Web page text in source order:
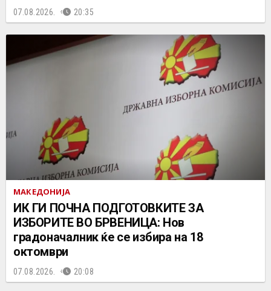
07.08.2026. 20:35
МАКЕДОНИЈА
ИК ГИ ПОЧНА ПОДГОТОВКИТЕ ЗА
ИЗБОРИТЕ ВО БРВЕНИЦА: Нов
градоначалник ќе се избира на 18
октомври
07.08.2026. 20:08